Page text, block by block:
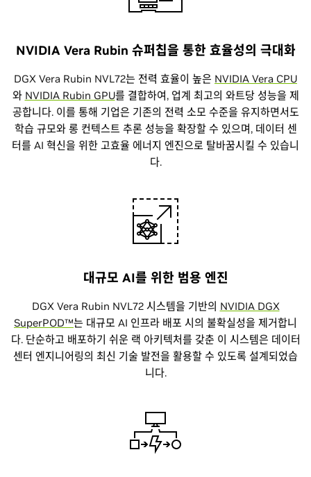
NVIDIA Vera Rubin 슈퍼칩을 통한 효율성의 극대화
DGX Vera Rubin NVL72는 전력 효율이 높은 NVIDIA Vera CPU
와 NVIDIA Rubin GPU를 결합하여, 업계 최고의 와트당 성능을 제
공합니다. 이를 통해 기업은 기존의 전력 소모 수준을 유지하면서도
학습 규모와 롱 컨텍스트 추론 성능을 확장할 수 있으며, 데이터 센
터를 AI 혁신을 위한 고효율 에너지 엔진으로 탈바꿈시킬 수 있습니
다.
대규모 AI를 위한 범용 엔진
DGX Vera Rubin NVL72 시스템을 기반의 NVIDIA DGX
SuperPOD™는 대규모 AI 인프라 배포 시의 불확실성을 제거합니
다. 단순하고 배포하기 쉬운 랙 아키텍처를 갖춘 이 시스템은 데이터
센터 엔지니어링의 최신 기술 발전을 활용할 수 있도록 설계되었습
니다.